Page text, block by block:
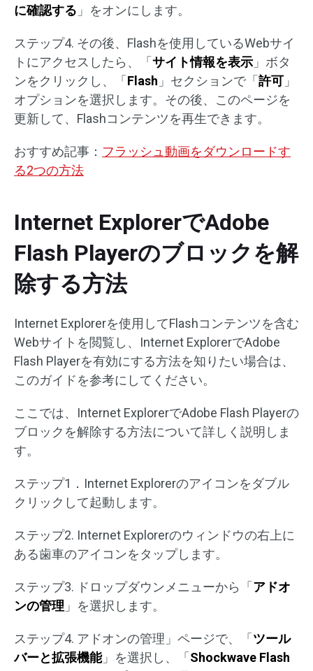
に確認する 」をオンにします。
ステップ4. その後、Flashを使用しているWebサイ
トにアクセスしたら、「 サイト情報を表示 」ボタ
ンをクリックし、「 Flash 」セクションで「 許可 」
オプションを選択します。その後、このページを
更新して、Flashコンテンツを再生できます。
おすすめ記事： フラッシュ動画をダウンロードす
る2つの方法
Internet ExplorerでAdobe
Flash Playerのブロックを解
除する方法
Internet Explorerを使用してFlashコンテンツを含む
Webサイトを閲覧し、Internet ExplorerでAdobe
Flash Playerを有効にする方法を知りたい場合は、
このガイドを参考にしてください。
ここでは、Internet ExplorerでAdobe Flash Playerの
ブロックを解除する方法について詳しく説明しま
す。
ステップ1．Internet Explorerのアイコンをダブル
クリックして起動します。
ステップ2. Internet Explorerのウィンドウの右上に
ある歯車のアイコンをタップします。
ステップ3. ドロップダウンメニューから「 アドオ
ンの管理 」を選択します。
ステップ4. アドオンの管理」ページで、「 ツール
バーと拡張機能」を選択し、「 Shockwave Flash